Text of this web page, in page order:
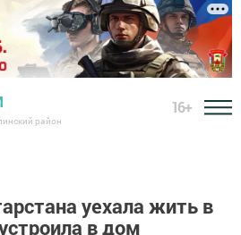
район
16+
уехала жить в
в дом